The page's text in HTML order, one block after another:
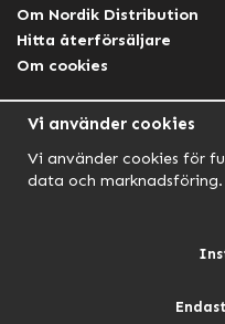
Om Nordik Distribution
Hitta återförsäljare
Om cookies
Facebook Lightforce
NORDIK AUTOMOTIVE
Vi använder cookies
Vi använder cookies för
data och marknadsföring.